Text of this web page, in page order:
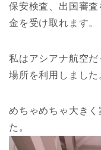
保安検査、出国審
金を受け取れます。
私はアシアナ航空
場所を利用しました
めちゃめちゃ大き
た。